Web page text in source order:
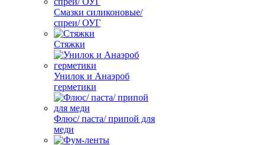
Смазки силиконовые/
спреи/ ОУГ
Стяжки
Унилок и Анаэроб
герметики
Флюс/ паста/ припой для
меди